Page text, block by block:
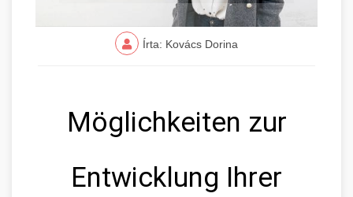
Írta: Kovács Dorina
Möglichkeiten zur
Entwicklung Ihrer